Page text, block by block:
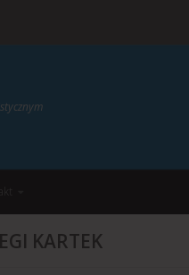
KARTEK